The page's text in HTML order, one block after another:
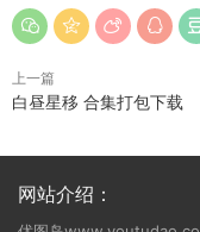
上一篇
白昼星移 合集打包下载
网站介绍：